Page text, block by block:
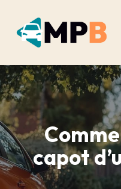
contenu
capot